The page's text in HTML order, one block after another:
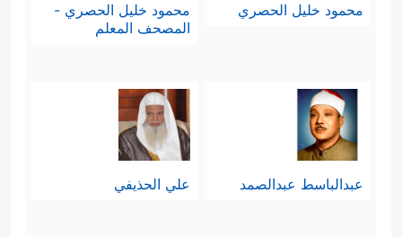
محمود خليل الحصري
محمود خليل الحصري -
المصحف المعلم
عبدالباسط عبدالصمد علي الحذيفي